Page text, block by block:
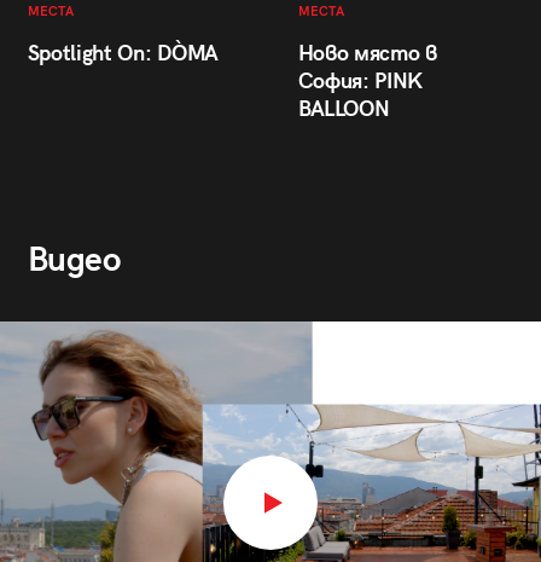
МЕСТА
Spotlight On: DÒMA
МЕСТА
Ново място в
София: PINK
BALLOON
Видео